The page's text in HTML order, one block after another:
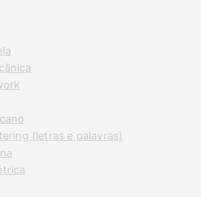
(letras e palavras)